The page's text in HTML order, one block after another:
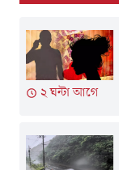
২ ঘন্টা আগে